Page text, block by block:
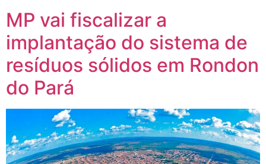
MP vai fiscalizar a
implantação do sistema de
resíduos sólidos em Rondon
do Pará